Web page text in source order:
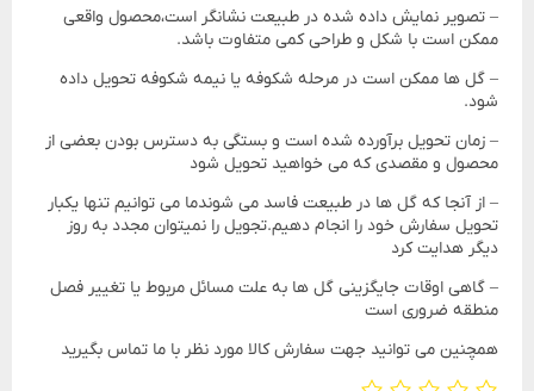
– تصویر نمایش داده شده در طبیعت نشانگر است،محصول واقعی
ممکن است با شکل و طراحی کمی متفاوت باشد.
– گل ها ممکن است در مرحله شکوفه یا نیمه شکوفه تحویل داده
شود.
– زمان تحویل برآورده شده است و بستگی به دسترس بودن بعضی از
محصول و مقصدی که می خواهید تحویل شود
– از آنجا که گل ها در طبیعت فاسد می شوندما می توانیم تنها یکبار
تحویل سفارش خود را انجام دهیم.تجویل را نمیتوان مجدد به روز
دیگر هدایت کرد
– گاهی اوقات جایگزینی گل ها به علت مسائل مربوط یا تغییر فصل
منطقه ضروری است
همچنین می توانید جهت سفارش کالا مورد نظر با ما تماس بگیرید